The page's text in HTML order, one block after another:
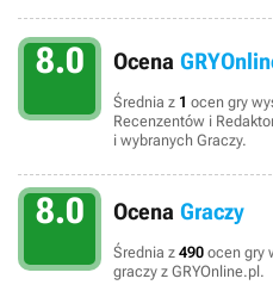
8.0 Ocena
Średnia z 1 ocen gry
Recenzentów i
i wybranych Graczy.
8.0 Ocena Graczy
Średnia z 490 ocen gry
graczy z GRYOnline.pl.